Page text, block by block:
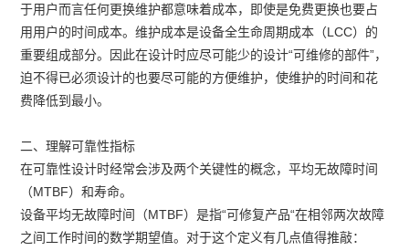
于用户而言任何更换维护都意味着成本，即使是免费更换也要占
用用户的时间成本。维护成本是设备全生命周期成本（LCC）的
重要组成部分。因此在设计时应尽可能少的设计“可维修的部件”，
迫不得已必须设计的也要尽可能的方便维护，使维护的时间和花
费降低到最小。
二、理解可靠性指标
在可靠性设计时经常会涉及两个关键性的概念，平均无故障时间
（MTBF）和寿命。
设备平均无故障时间（MTBF）是指“可修复产品“在相邻两次故障
之间工作时间的数学期望值。对于这个定义有几点值得推敲：